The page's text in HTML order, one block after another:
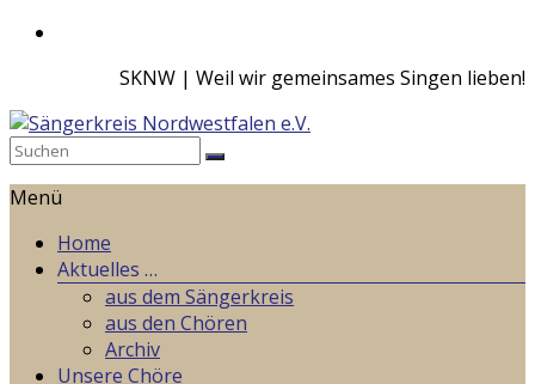
Zum
SKNW | Weil wir gemeinsames Singen lieben!
Sängerkreis
Nordwestfalen
Weil
gemeinsames
Singen
Menü
Home
Aktuelles …
aus dem Sängerkreis
aus den Chören
Archiv
Unsere Chöre